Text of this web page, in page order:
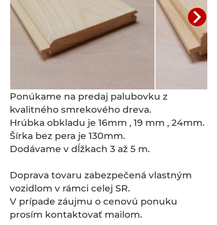
Ponúkame na predaj palubovku z
kvalitného smrekového dreva.
Hrúbka obkladu je 16mm , 19 mm , 24mm.
Šírka bez pera je 130mm.
Dodávame v dĺžkach 3 až 5 m.
Doprava tovaru zabezpečená vlastným
vozidlom v rámci celej SR.
V prípade záujmu o cenovú ponuku
prosím kontaktovať mailom.